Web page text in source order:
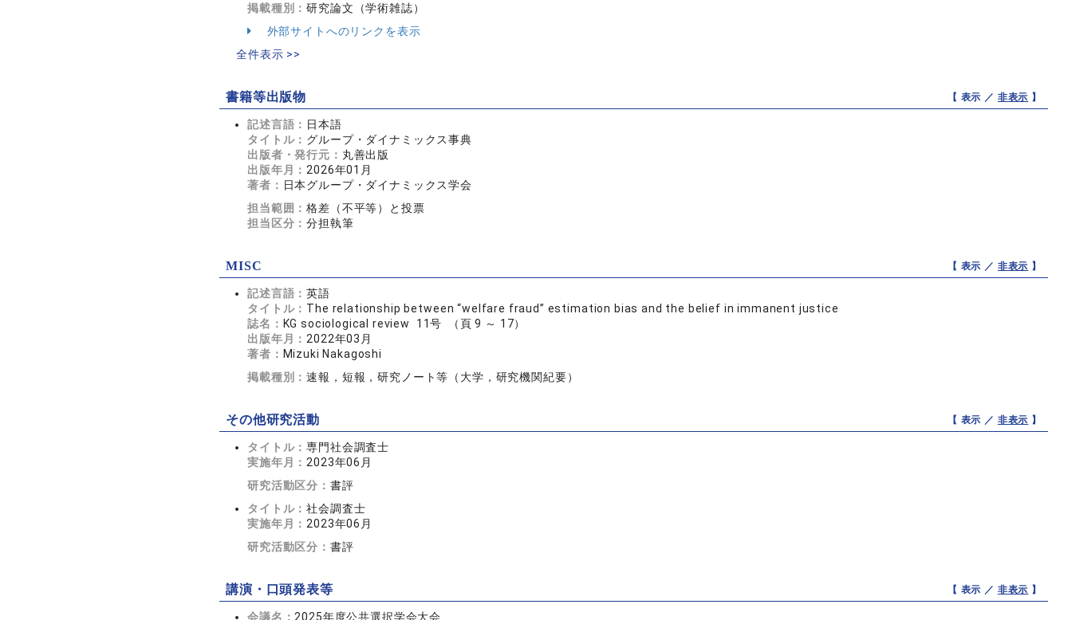
掲載種別：研究論文（学術雑誌）
外部サイトへのリンクを表示
全件表示 >>
書籍等出版物 【 表示 ／ 非表示 】
記述言語： 日本語
タイトル： グループ・ダイナミックス事典
出版者・発行元： 丸善出版
出版年月： 2026年01月
著者： 日本グループ・ダイナミックス学会
担当範囲：格差（不平等）と投票
担当区分：分担執筆
MISC 【 表示 ／ 非表示 】
記述言語：英語
タイトル： The relationship between “welfare fraud” estimation bias and the belief in immanent justice
誌名： KG sociological review 11号 （頁 9 ～ 17）
出版年月： 2022年03月
著者： Mizuki Nakagoshi
掲載種別：速報，短報，研究ノート等（大学，研究機関紀要）
その他研究活動 【 表示 ／ 非表示 】
タイトル：専門社会調査士
実施年月： 2023年06月
研究活動区分： 書評
タイトル：社会調査士
実施年月： 2023年06月
研究活動区分： 書評
講演・口頭発表等 【 表示 ／ 非表示 】
会議名： 2025年度公共選択学会大会